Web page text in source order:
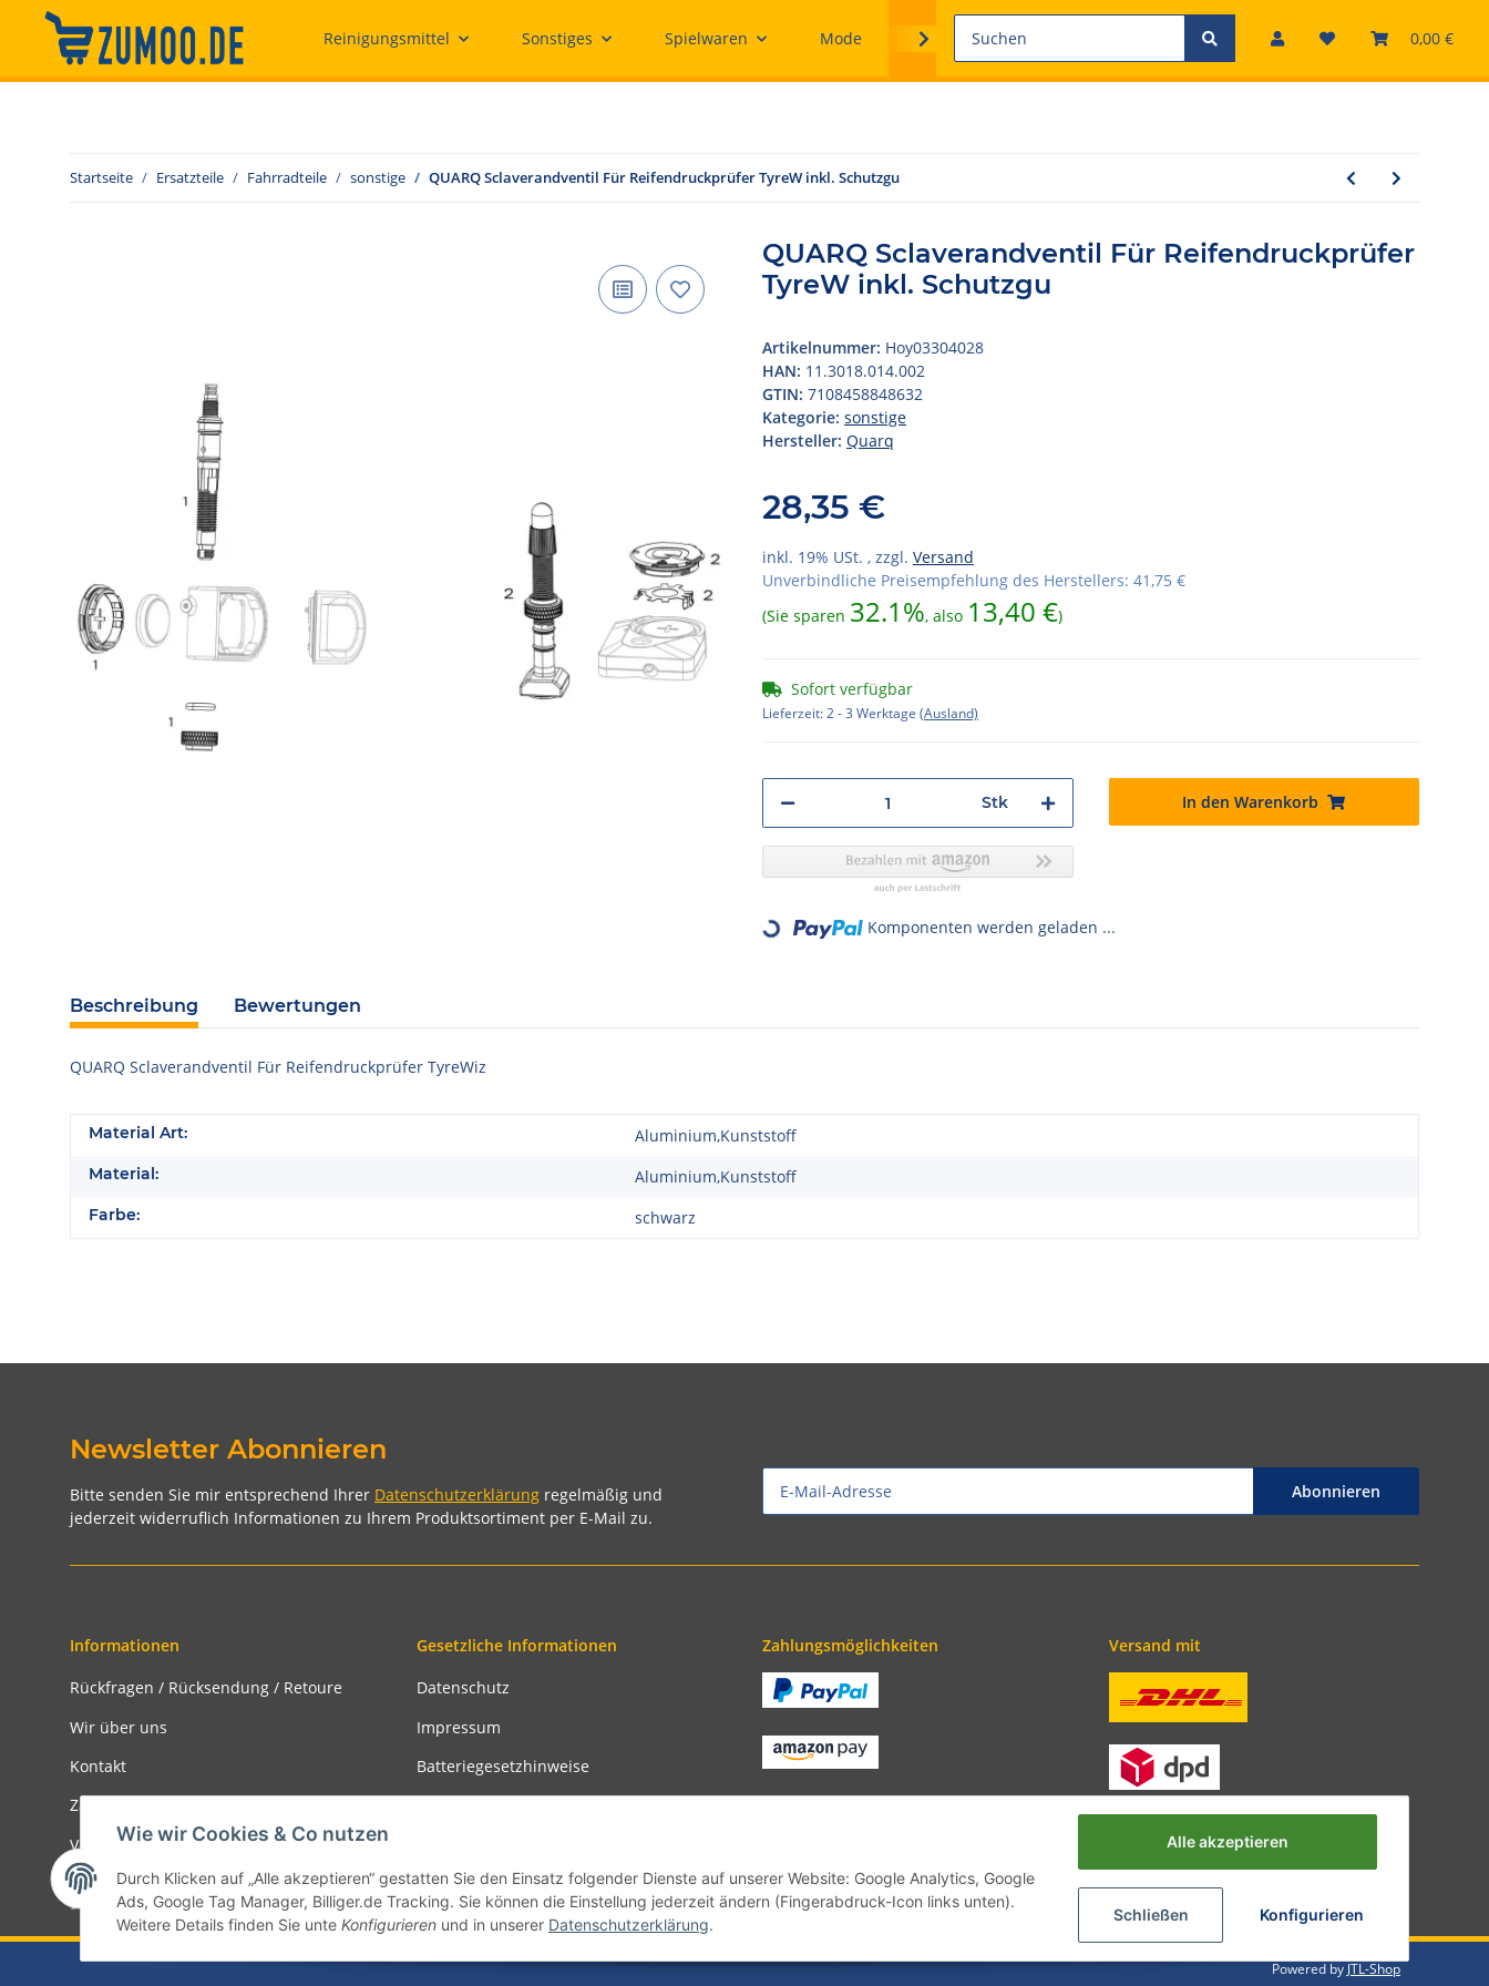
0,00 €
Reinigungsmittel Sonstiges Spielwaren Mode Ersatzteile
Startseite Ersatzteile Fahrradteile sonstige QUARQ Sclaverandventil Für Reifendruckprüfer TyreW inkl. Schutzgu
QUARQ Sclaverandventil Für Reifendruckprüfer
TyreW inkl. Schutzgu
Artikelnummer: Hoy03304028
HAN: 11.3018.014.002
GTIN: 7108458848632
Kategorie: sonstige
Hersteller: Quarq
28,35 €
inkl. 19% USt. , zzgl. Versand
Unverbindliche Preisempfehlung des Herstellers: 41,75 €
(Sie sparen 32.1%, also 13,40 €)
Sofort verfügbar
Lieferzeit:2 - 3 Werktage (Ausland)
Stk In den Warenkorb
Loading... Komponenten werden geladen ...
Beschreibung Bewertungen
QUARQ Sclaverandventil Für Reifendruckprüfer TyreWiz
Material Art: Aluminium,Kunststoff
Material: Aluminium,Kunststoff
Farbe: schwarz
Newsletter Abonnieren
Bitte senden Sie mir entsprechend Ihrer Datenschutzerklärung regelmäßig und
jederzeit widerruflich Informationen zu Ihrem Produktsortiment per E-Mail zu.
Abonnieren
Informationen
Rückfragen / Rücksendung / Retoure
Wir über uns
Kontakt
Zahlungsmöglichkeiten
Versandinformationen
Gesetzliche Informationen
Datenschutz
Impressum
Batteriegesetzhinweise
Zahlungsmöglichkeiten Versand mit
* Alle Preise inkl. gesetzlicher USt., zzgl.Versand
Powered by JTL-Shop
Wie wir Cookies & Co nutzen
Durch Klicken auf „Alle akzeptieren“ gestatten Sie den Einsatz folgender Dienste auf unserer Website: Google Analytics, Google
Ads, Google Tag Manager, Billiger.de Tracking. Sie können die Einstellung jederzeit ändern (Fingerabdruck-Icon links unten).
Weitere Details finden Sie unte Konfigurieren und in unserer Datenschutzerklärung.
Alle akzeptieren
Schließen Konfigurieren